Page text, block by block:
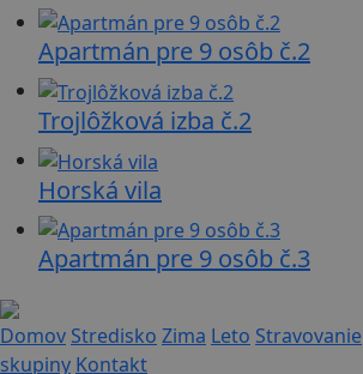
Apartmán pre 9 osôb č.2
Trojlôžková izba č.2
Horská vila
Apartmán pre 9 osôb č.3
Domov Stredisko Zima Leto Stravovanie
skupiny Kontakt